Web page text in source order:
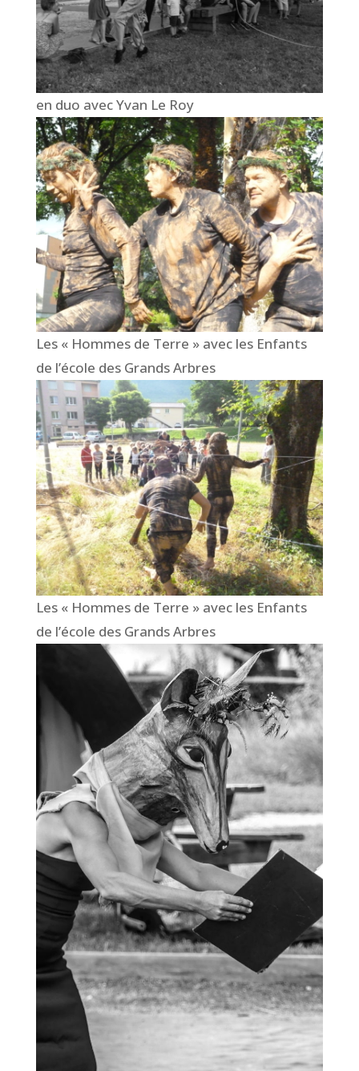
en duo avec Yvan Le Roy
Les « Hommes de Terre » avec les Enfants
de l’école des Grands Arbres
Les « Hommes de Terre » avec les Enfants
de l’école des Grands Arbres